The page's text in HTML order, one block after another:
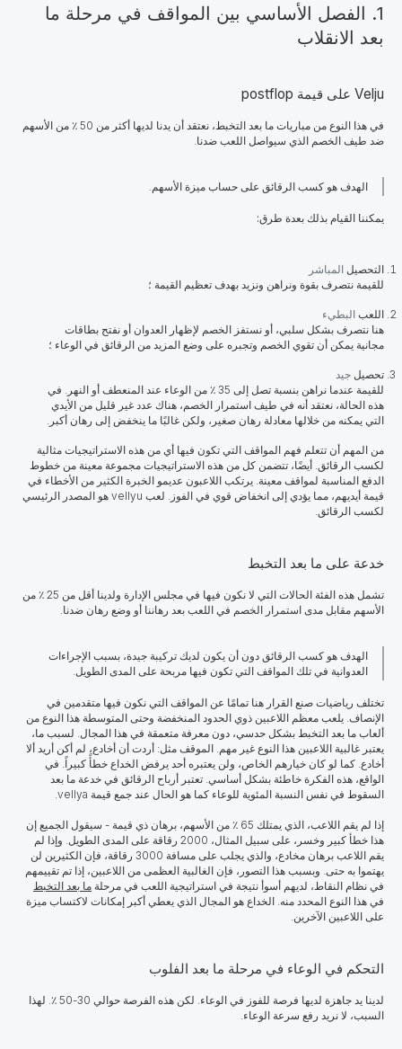
1. الفصل الأساسي بين المواقف في مرحلة ما
بعد الانقلاب
Velju على قيمة postflop
في هذا النوع من مباريات ما بعد التخبط، نعتقد أن يدنا لديها أكثر من 50 ٪ من الأسهم
ضد طيف الخصم الذي سيواصل اللعب ضدنا.
الهدف هو كسب الرقائق على حساب ميزة الأسهم.
يمكننا القيام بذلك بعدة طرق:
التحصيل المباشر
للقيمة نتصرف بقوة ونراهن ونزيد بهدف تعظيم القيمة ؛
اللعب البطيء
هنا نتصرف بشكل سلبي، أو نستفز الخصم لإظهار العدوان أو نفتح بطاقات
مجانية يمكن أن تقوي الخصم وتجبره على وضع المزيد من الرقائق في الوعاء ؛
تحصيل جيد
للقيمة عندما نراهن بنسبة تصل إلى 35 ٪ من الوعاء عند المنعطف أو النهر. في
هذه الحالة، نعتقد أنه في طيف استمرار الخصم، هناك عدد غير قليل من الأيدي
التي يمكنه من خلالها معادلة رهان صغير، ولكن غالبًا ما ينخفض إلى رهان أكبر.
من المهم أن تتعلم فهم المواقف التي تكون فيها أي من هذه الاستراتيجيات مثالية
لكسب الرقائق. أيضًا، تتضمن كل من هذه الاستراتيجيات مجموعة معينة من خطوط
الدفع المناسبة لمواقف معينة. يرتكب اللاعبون عديمو الخبرة الكثير من الأخطاء في
قيمة أيديهم، مما يؤدي إلى انخفاض قوي في الفوز. لعب vellyu هو المصدر الرئيسي
لكسب الرقائق.
خدعة على ما بعد التخبط
تشمل هذه الفئة الحالات التي لا نكون فيها في مجلس الإدارة ولدينا أقل من 25 ٪ من
الأسهم مقابل مدى استمرار الخصم في اللعب بعد رهاننا أو وضع رهان ضدنا.
الهدف هو كسب الرقائق دون أن يكون لديك تركيبة جيدة، بسبب الإجراءات
العدوانية في تلك المواقف التي تكون فيها مربحة على المدى الطويل.
تختلف رياضيات صنع القرار هنا تمامًا عن المواقف التي نكون فيها متقدمين في
الإنصاف. يلعب معظم اللاعبين ذوي الحدود المنخفضة وحتى المتوسطة هذا النوع من
ألعاب ما بعد التخبط بشكل حدسي، دون معرفة متعمقة في هذا المجال. لسبب ما،
يعتبر غالبية اللاعبين هذا النوع غير مهم. الموقف مثل: أردت أن أخادع، لم أكن أريد ألا
أخادع. كما لو كان خيارهم الخاص، ولن يعتبره أحد يرفض الخداع خطأً كبيراً. في
الواقع، هذه الفكرة خاطئة بشكل أساسي. تعتبر أرباح الرقائق في خدعة ما بعد
السقوط في نفس النسبة المئوية للوعاء كما هو الحال عند جمع قيمة vellya.
إذا لم يقم اللاعب، الذي يمتلك 65 ٪ من الأسهم، برهان ذي قيمة - سيقول الجميع إن
هذا خطأ كبير وخسر، على سبيل المثال، 2000 رقاقة على المدى الطويل. وإذا لم
يقم اللاعب برهان مخادع، والذي يجلب على مسافة 3000 رقاقة، فإن الكثيرين لن
يهتموا به حتى. وبسبب هذا التصور، فإن الغالبية العظمى من اللاعبين، إذا تم تقييمهم
في نظام النقاط، لديهم أسوأ نتيجة في استراتيجية اللعب في مرحلة ما بعد التخبط
في هذا النوع المحدد منه. الخداع هو المجال الذي يعطي أكبر إمكانات لاكتساب ميزة
على اللاعبين الآخرين.
التحكم في الوعاء في مرحلة ما بعد الفلوب
لدينا يد جاهزة لديها فرصة للفوز في الوعاء. لكن هذه الفرصة حوالي 30-50 ٪. لهذا
السبب، لا نريد رفع سرعة الوعاء.